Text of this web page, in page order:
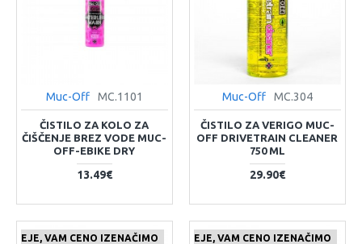
Muc-Off MC.1101
ČISTILO ZA KOLO ZA
ČIŠČENJE BREZ VODE MUC-
OFF-EBIKE DRY
13.49€
Muc-Off MC.304
ČISTILO ZA VERIGO MUC-
OFF DRIVETRAIN CLEANER
750 ML
29.90€
VAM CENO IZENAČIMO
ČE NAJDETE IZDELEK KJE CENEJE, VAM CENO IZENAČIMO